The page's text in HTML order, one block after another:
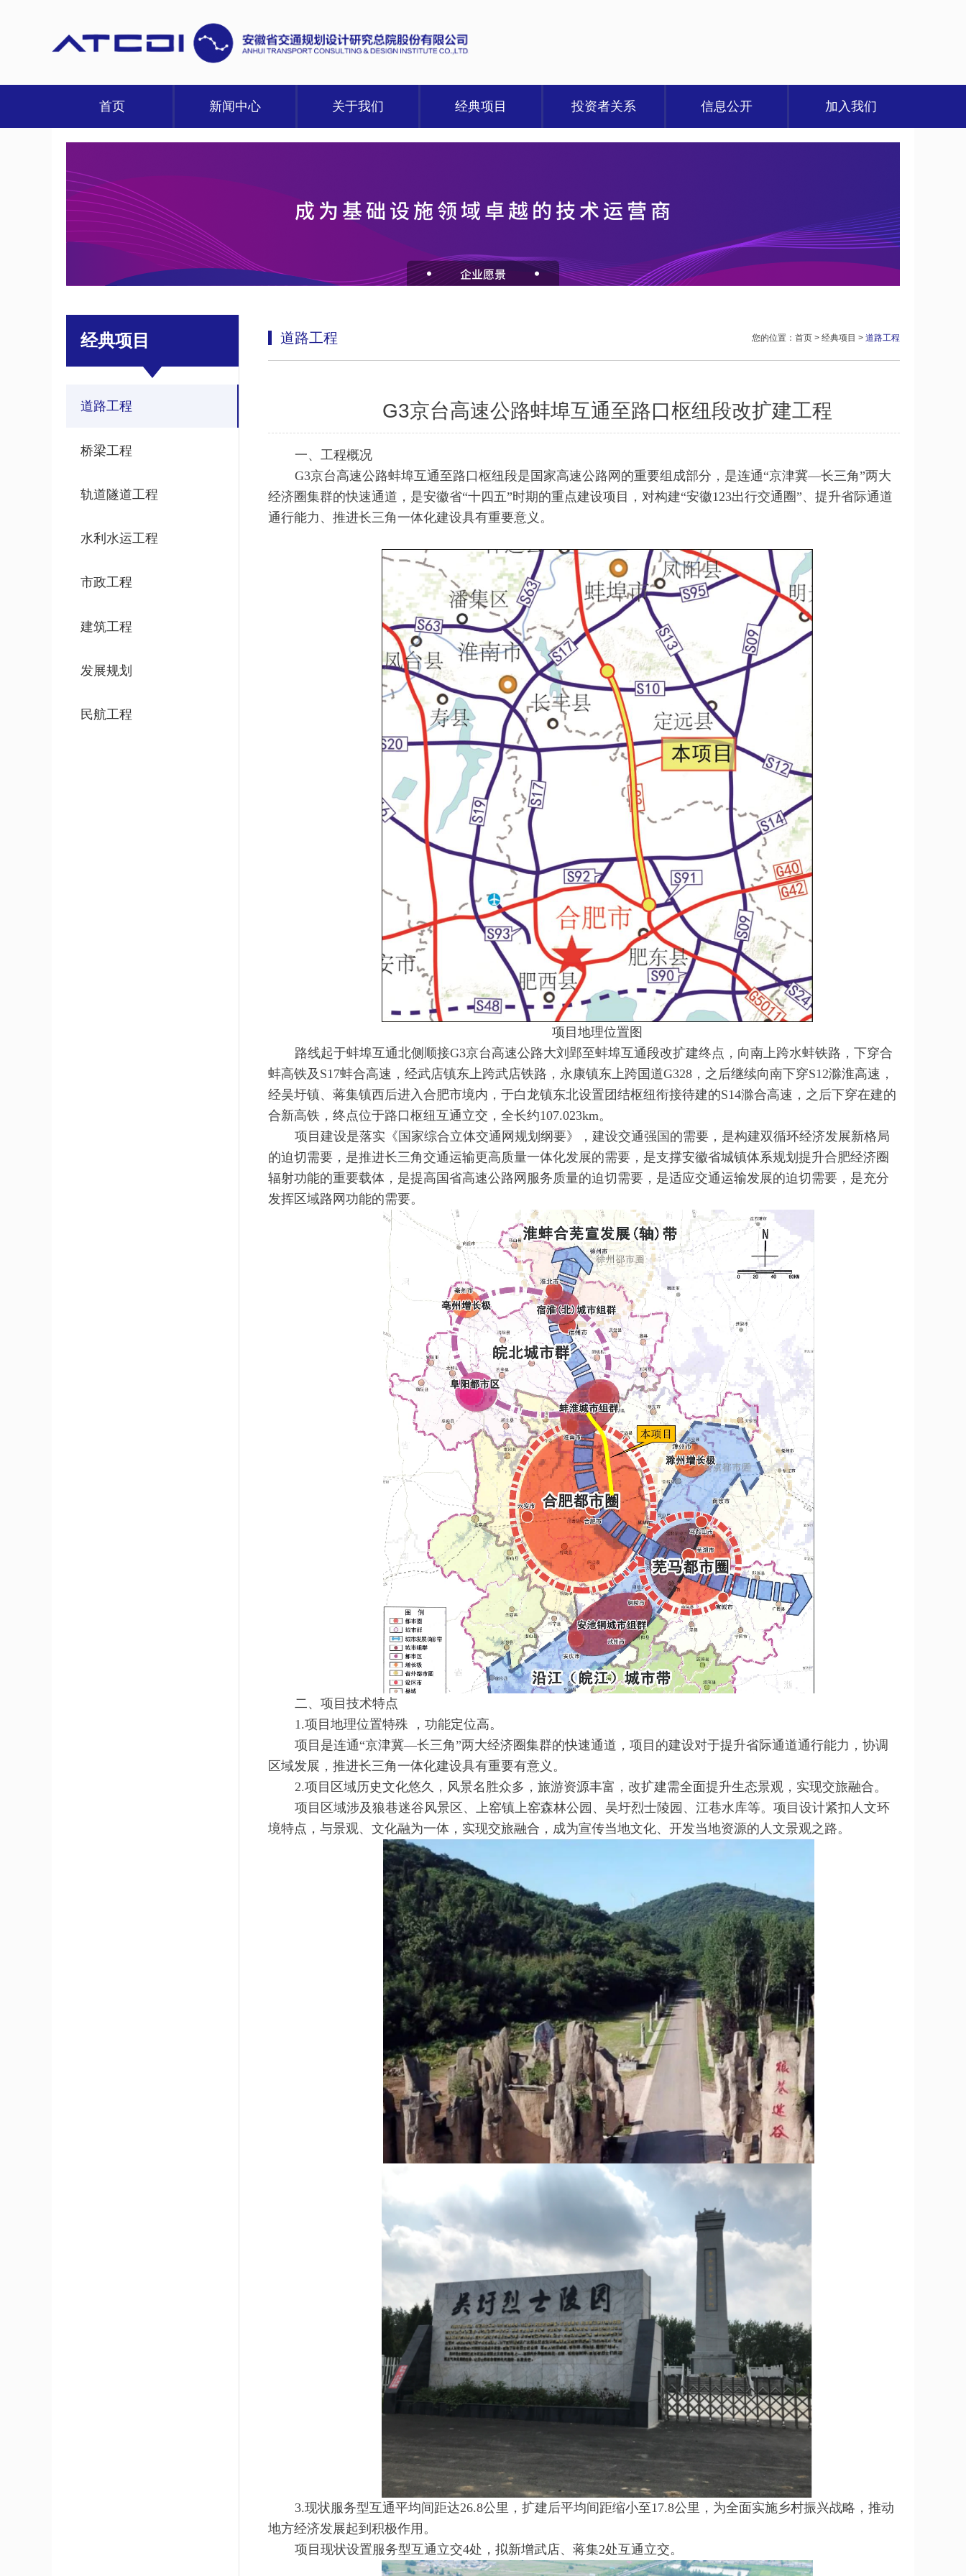
首页 新闻中心 关于我们 经典项目 投资者关系 信息公开 加入我们
经典项目
道路工程
桥梁工程
轨道隧道工程
水利水运工程
市政工程
建筑工程
发展规划
民航工程
道路工程 您的位置： 首页 > 经典项目 > 道路工程
G3京台高速公路蚌埠互通至路口枢纽段改扩建工程
一、工程概况
G3京台高速公路蚌埠互通至路口枢纽段是国家高速公路网的重要组成部分，是连通“京津冀—长三角”两大
经济圈集群的快速通道，是安徽省“十四五”时期的重点建设项目，对构建“安徽123出行交通圈”、提升省际通道
通行能力、推进长三角一体化建设具有重要意义。
项目地理位置图
路线起于蚌埠互通北侧顺接G3京台高速公路大刘郢至蚌埠互通段改扩建终点，向南上跨水蚌铁路，下穿合
蚌高铁及S17蚌合高速，经武店镇东上跨武店铁路，永康镇东上跨国道G328，之后继续向南下穿S12滁淮高速，
经吴圩镇、蒋集镇西后进入合肥市境内，于白龙镇东北设置团结枢纽衔接待建的S14滁合高速，之后下穿在建的
合新高铁，终点位于路口枢纽互通立交，全长约107.023km。
项目建设是落实《国家综合立体交通网规划纲要》，建设交通强国的需要，是构建双循环经济发展新格局
的迫切需要，是推进长三角交通运输更高质量一体化发展的需要，是支撑安徽省城镇体系规划提升合肥经济圈
辐射功能的重要载体，是提高国省高速公路网服务质量的迫切需要，是适应交通运输发展的迫切需要，是充分
发挥区域路网功能的需要。
二、项目技术特点
1.项目地理位置特殊 ，功能定位高。
项目是连通“京津冀—长三角”两大经济圈集群的快速通道，项目的建设对于提升省际通道通行能力，协调
区域发展，推进长三角一体化建设具有重要有意义。
2.项目区域历史文化悠久，风景名胜众多，旅游资源丰富，改扩建需全面提升生态景观，实现交旅融合。
项目区域涉及狼巷迷谷风景区、上窑镇上窑森林公园、吴圩烈士陵园、江巷水库等。项目设计紧扣人文环
境特点，与景观、文化融为一体，实现交旅融合，成为宣传当地文化、开发当地资源的人文景观之路。
3.现状服务型互通平均间距达26.8公里，扩建后平均间距缩小至17.8公里，为全面实施乡村振兴战略，推动
地方经济发展起到积极作用。
项目现状设置服务型互通立交4处，拟新增武店、蒋集2处互通立交。